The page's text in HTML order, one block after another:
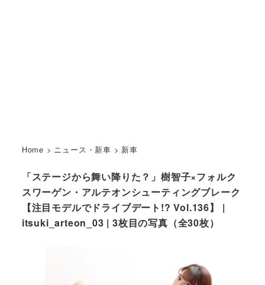
Home > ニュース・新車 > 新車
「ステージから舞い降りた？」樹智子×フォルク
スワーゲン・アルテオンシューティングブレーク
【注目モデルでドライブデート!? Vol.136】 |
itsuki_arteon_03 | 3枚目の写真（全30枚）